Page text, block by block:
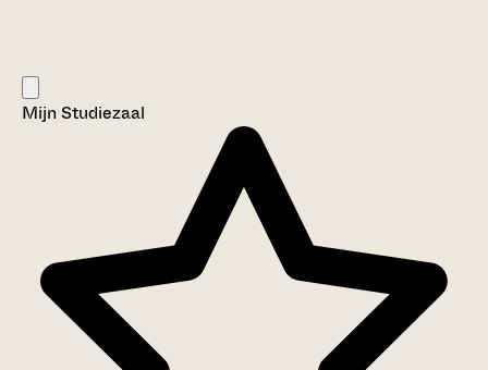
Oud-rechterlijke archieven van Brandwijk en Gijbeland
Categorie:
Mijn Studiezaal